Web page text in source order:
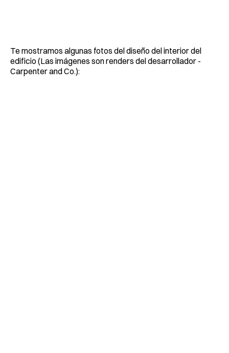
Te mostramos algunas fotos del diseño del interior del
edificio (Las imágenes son renders del desarrollador -
Carpenter and Co.):